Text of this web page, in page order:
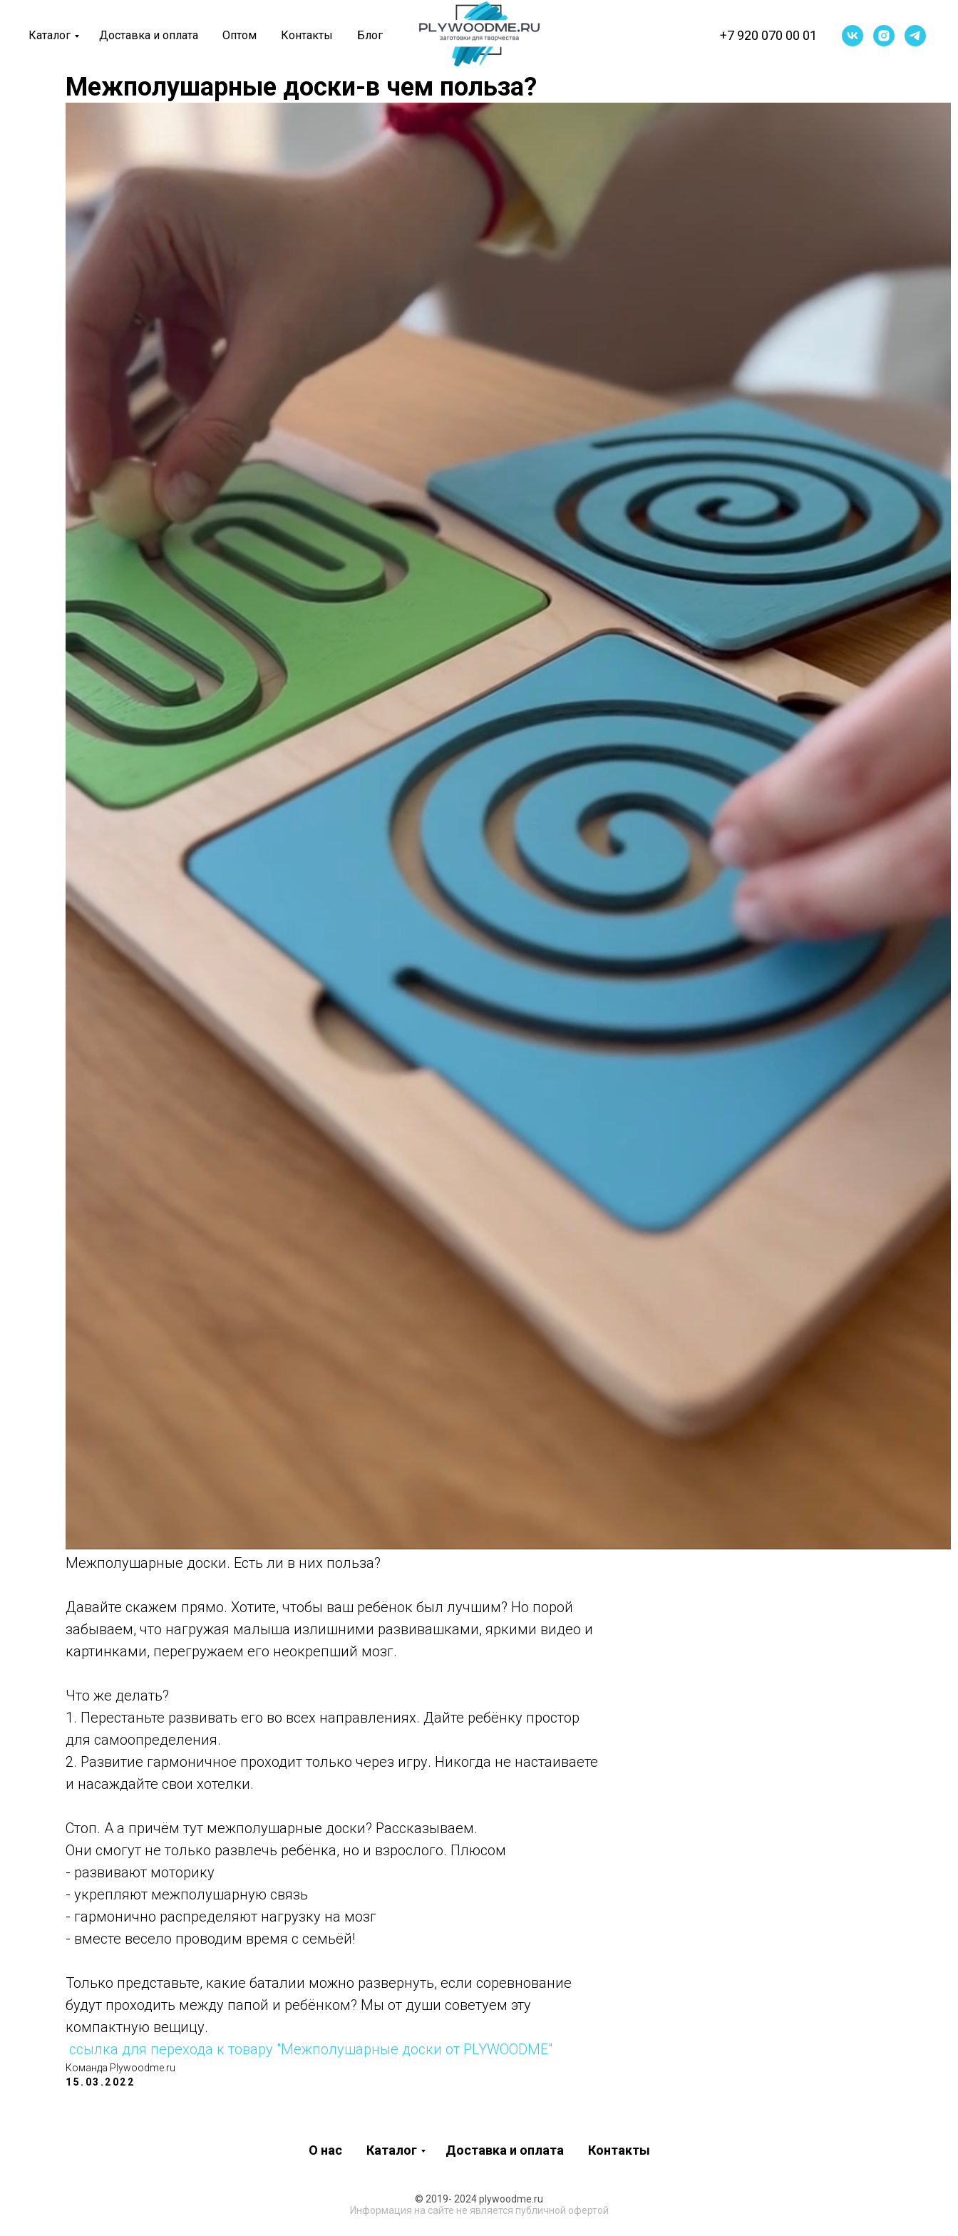
Каталог Доставка и оплата Оптом Контакты Блог +7 920 070 00 01
Межполушарные доски-в чем польза?
Межполушарные доски. Есть ли в них польза?
Давайте скажем прямо. Хотите, чтобы ваш ребёнок был лучшим? Но порой
забываем, что нагружая малыша излишними развивашками, яркими видео и
картинками, перегружаем его неокрепший мозг.
Что же делать?
1. Перестаньте развивать его во всех направлениях. Дайте ребёнку простор
для самоопределения.
2. Развитие гармоничное проходит только через игру. Никогда не настаиваете
и насаждайте свои хотелки.
Стоп. А а причём тут межполушарные доски? Рассказываем.
Они смогут не только развлечь ребёнка, но и взрослого. Плюсом
- развивают моторику
- укрепляют межполушарную связь
- гармонично распределяют нагрузку на мозг
- вместе весело проводим время с семьёй!
Только представьте, какие баталии можно развернуть, если соревнование
будут проходить между папой и ребёнком? Мы от души советуем эту
компактную вещицу.
ссылка для перехода к товару "Межполушарные доски от PLYWOODME"
Команда Plywoodme.ru
15.03.2022
О нас Каталог Доставка и оплата Контакты
© 2019- 2024 plywoodme.ru
Информация на сайте не является публичной офертой